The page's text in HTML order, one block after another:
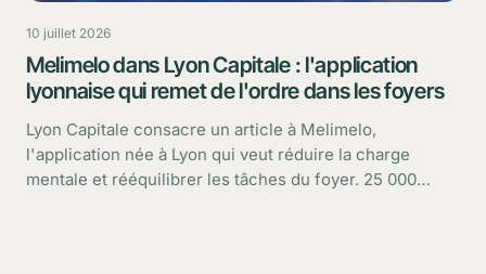
10 juillet 2026
Melimelo dans Lyon Capitale : l'application
lyonnaise qui remet de l'ordre dans les foyers
Lyon Capitale consacre un article à Melimelo,
l'application née à Lyon qui veut réduire la charge
mentale et rééquilibrer les tâches du foyer. 25 000